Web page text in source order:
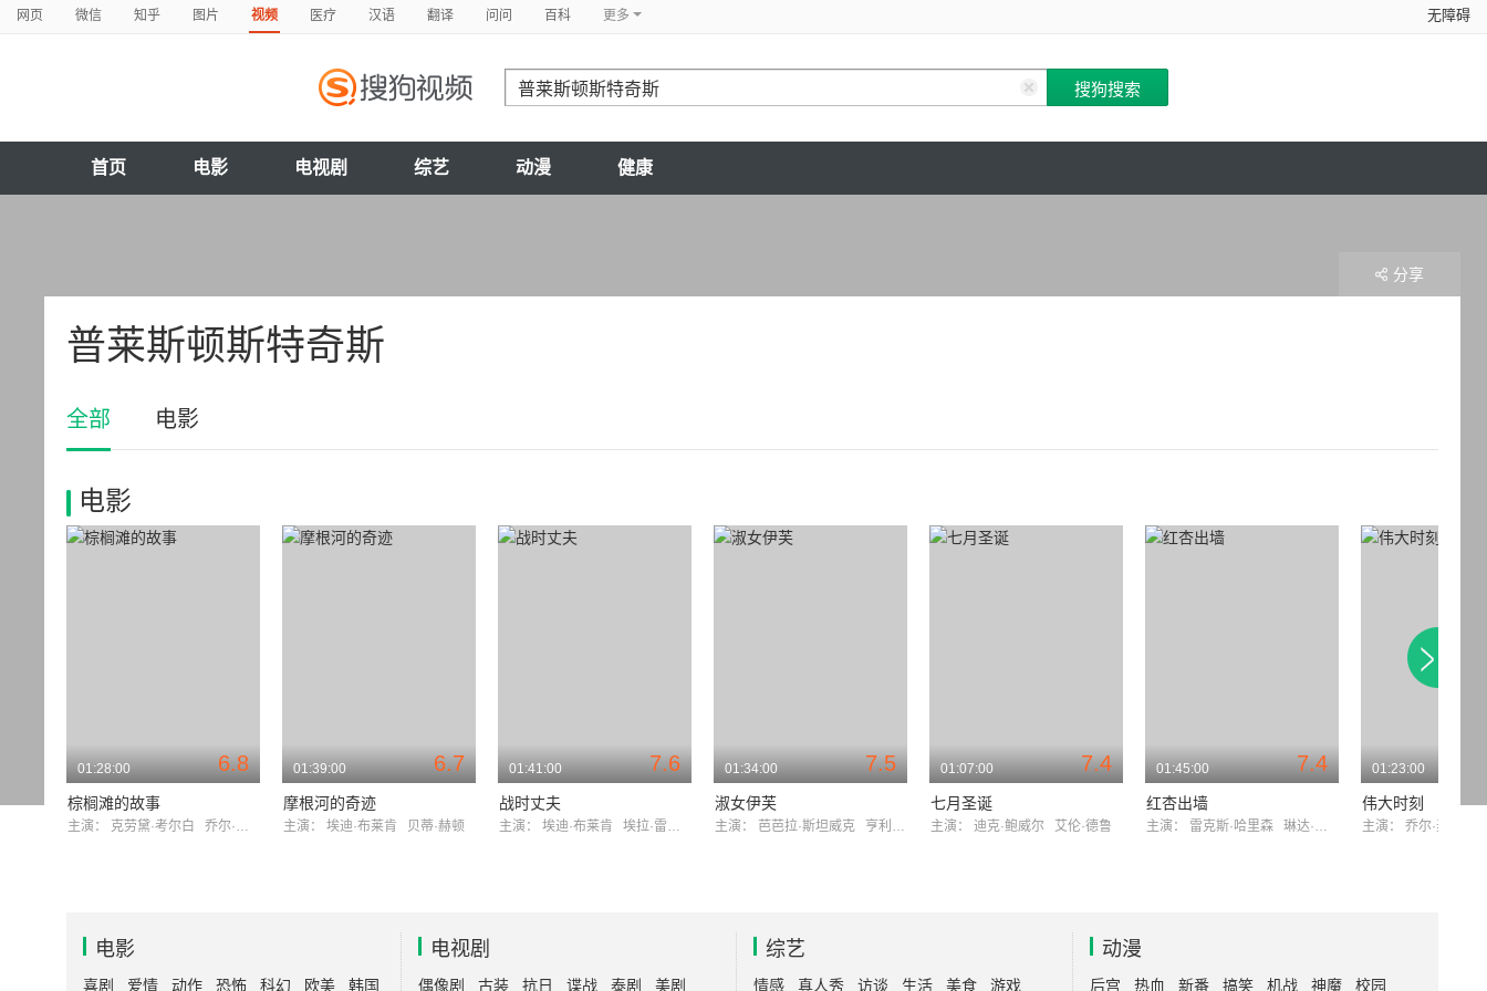
网页 微信 知乎 图片 视频 医疗 汉语 翻译 问问 百科 更多 无障碍
首页 电影 电视剧 综艺 动漫 健康
普莱斯顿斯特奇斯
分享
全部 电影
电影
6.8
01:28:00
棕榈滩的故事
主演： 克劳黛·考尔白 乔尔·麦克雷
6.7
01:39:00
摩根河的奇迹
主演： 埃迪·布莱肯 贝蒂·赫顿
7.6
01:41:00
战时丈夫
主演： 埃迪·布莱肯 埃拉·雷恩斯
7.5
01:34:00
淑女伊芙
主演： 芭芭拉·斯坦威克 亨利·方达
7.4
01:07:00
七月圣诞
主演： 迪克·鲍威尔 艾伦·德鲁
7.4
01:45:00
红杏出墙
主演： 雷克斯·哈里森 琳达·达内尔
01:23:00
伟大时刻
主演： 乔尔·麦克雷
电影
喜剧 爱情 动作 恐怖 科幻 欧美 韩国
电视剧
偶像剧 古装 抗日 谍战 泰剧 美剧
综艺
情感 真人秀 访谈 生活 美食 游戏
动漫
后宫 热血 新番 搞笑 机战 神魔 校园